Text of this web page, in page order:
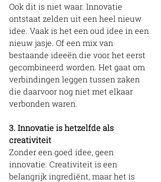
Ook dit is niet waar. Innovatie
ontstaat zelden uit een heel nieuw
idee. Vaak is het een oud idee in een
nieuw jasje. Of een mix van
bestaande ideeën die voor het eerst
gecombineerd worden. Het gaat om
verbindingen leggen tussen zaken
die daarvoor nog niet met elkaar
verbonden waren.
3. Innovatie is hetzelfde als
creativiteit
Zonder een goed idee, geen
innovatie. Creativiteit is een
belangrijk ingrediënt, maar het is